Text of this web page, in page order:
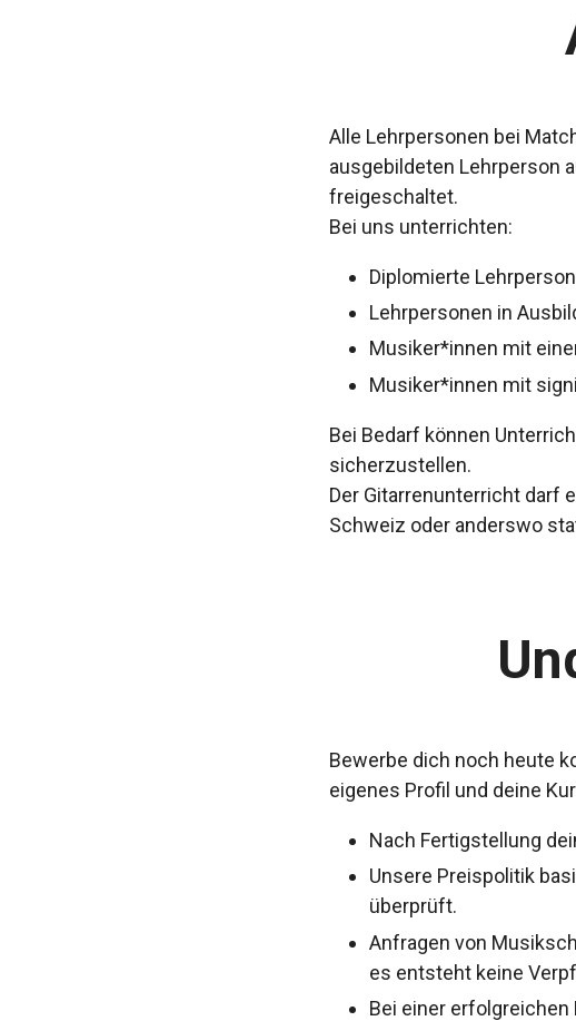
Alle Lehrpersonen bei
ausgebildeten Lehrperson
freigeschaltet.
Bei uns unterrichten:
Diplomierte
Lehrpersonen in
Musiker*innen mit
Musiker*innen mit
Bei Bedarf können
sicherzustellen.
Der Gitarrenunterricht darf
Schweiz oder anderswo
Bewerbe dich noch heute
eigenes Profil und deine
Nach Fertigstellung
Unsere Preispolitik
überprüft.
Anfragen von
es entsteht keine
Bei einer